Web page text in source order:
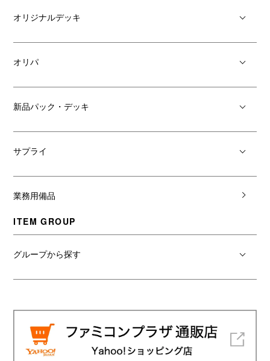
オリジナルデッキ
オリパ
新品パック・デッキ
サプライ
業務用備品
ITEM GROUP
グループから探す